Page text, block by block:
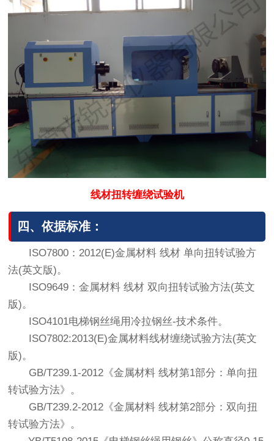
线材扭转缠绕试验机
四、依据标准：
ISO7800：2012(E)金属材料 线材 单向扭转试验方
法(英文版)。
ISO9649：金属材料 线材 双向扭转试验方法(英文
版)。
ISO4101电梯钢丝绳用冷拉钢丝-技术条件。
ISO7802:2013(E)金属材料线材缠绕试验方法(英文
版)。
GB/T239.1-2012《金属材料 线材第1部分：单向扭
转试验方法》。
GB/T239.2-2012《金属材料 线材第2部分：双向扭
转试验方法》。